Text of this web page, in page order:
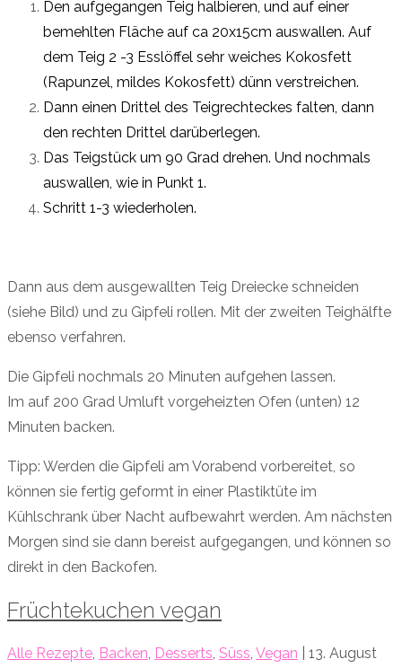
Den aufgegangen Teig halbieren, und auf einer
bemehlten Fläche auf ca 20x15cm auswallen. Auf
dem Teig 2 -3 Esslöffel sehr weiches Kokosfett
(Rapunzel, mildes Kokosfett) dünn verstreichen.
Dann einen Drittel des Teigrechteckes falten, dann
den rechten Drittel darüberlegen.
Das Teigstück um 90 Grad drehen. Und nochmals
auswallen, wie in Punkt 1.
Schritt 1-3 wiederholen.
Dann aus dem ausgewallten Teig Dreiecke schneiden
(siehe Bild) und zu Gipfeli rollen. Mit der zweiten Teighälfte
ebenso verfahren.
Die Gipfeli nochmals 20 Minuten aufgehen lassen.
Im auf 200 Grad Umluft vorgeheizten Ofen (unten) 12
Minuten backen.
Tipp: Werden die Gipfeli am Vorabend vorbereitet, so
können sie fertig geformt in einer Plastiktüte im
Kühlschrank über Nacht aufbewahrt werden. Am nächsten
Morgen sind sie dann bereist aufgegangen, und können so
direkt in den Backofen.
Früchtekuchen vegan
Alle Rezepte Backen Desserts Süss Vegan | 13. August